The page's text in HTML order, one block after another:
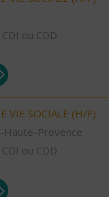
ou CDD
VIE SOCIALE (H/F)
Haute-Provence
ou CDD